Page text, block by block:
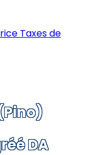
Taxes de
DA